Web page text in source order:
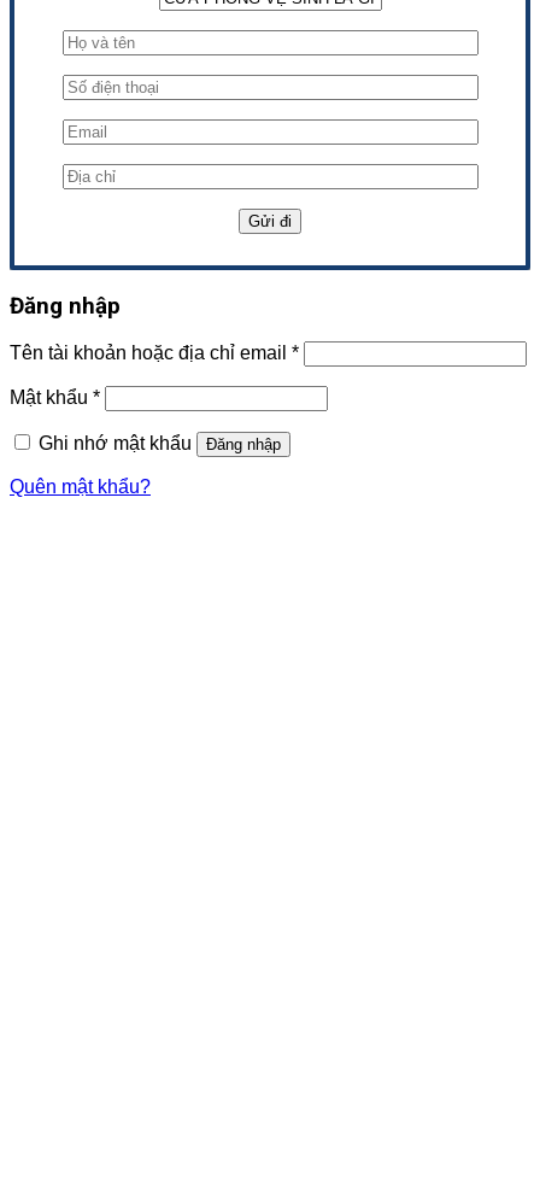
Đăng nhập
Tên tài khoản hoặc địa chỉ email *
Mật khẩu *
Ghi nhớ mật khẩu Đăng nhập
Quên mật khẩu?